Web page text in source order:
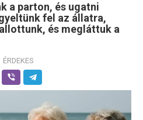
a parton, és ugatni
fel az állatra,
és megláttuk a
ÉRDEKES